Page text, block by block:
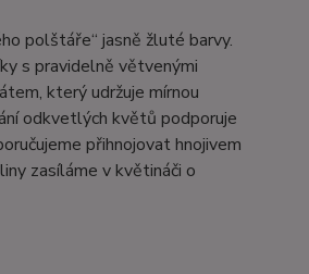
polštáře“ jasně žluté barvy.
s pravidelně větvenými
který udržuje mírnou
odkvetlých květů podporuje
přihnojovat hnojivem
zasíláme v květináči o